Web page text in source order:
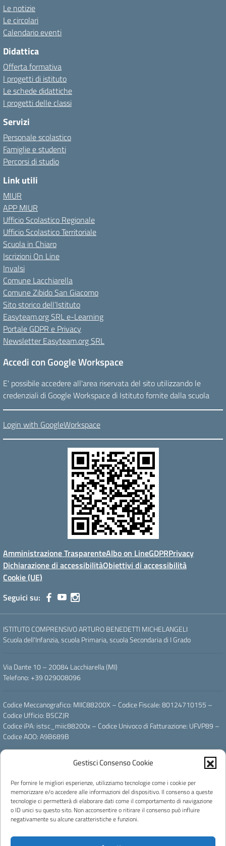
Gestisci Consenso Cookie
Per fornire le migliori esperienze, utilizziamo tecnologie come i cookie per
memorizzare e/o accedere alle informazioni del dispositivo. Il consenso a queste
tecnologie ci permetterà di elaborare dati come il comportamento di navigazione
o ID unici su questo sito. Non acconsentire o ritirare il consenso può influire
negativamente su alcune caratteristiche e funzioni.
Le notizie
Le circolari
Calendario eventi
Didattica
Offerta formativa
I progetti di istituto
Le schede didattiche
I progetti delle classi
Servizi
Personale scolastico
Famiglie e studenti
Percorsi di studio
Link utili
MIUR
APP MIUR
Ufficio Scolastico Regionale
Ufficio Scolastico Territoriale
Scuola in Chiaro
Iscrizioni On Line
Invalsi
Comune Lacchiarella
Comune Zibido San Giacomo
Sito storico dell’Istituto
Easyteam.org SRL e-Learning
Portale GDPR e Privacy
Newsletter Easyteam.org SRL
Accedi con Google Workspace
E' possibile accedere all'area riservata del sito utilizzando le
credenziali di Google Workspace di Istituto fornite dalla scuola
Login with GoogleWorkspace
Amministrazione TrasparenteAlbo on LineGDPRPrivacy
Dichiarazione di accessibilitàObiettivi di accessibilità
Cookie (UE)
Seguici su:
ISTITUTO COMPRENSIVO ARTURO BENEDETTI MICHELANGELI
Scuola dell'Infanzia, scuola Primaria, scuola Secondaria di I Grado
Via Dante 10 – 20084 Lacchiarella (MI)
Telefono: +39 029008096
Codice Meccanografico: MIIC88200X – Codice Fiscale: 80124710155 –
Codice Ufficio: BSCZJR
Codice iPA: istsc_miic88200x – Codice Univoco di Fatturazione: UFVP89 –
Codice AOO: A9B689B
Email: miic88200x@istruzione.it – PEC: miic88200x@pec.istruzione.it
Powered by